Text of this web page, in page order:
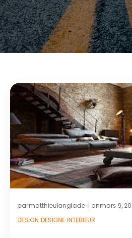
parmatthieulanglade | onmars 9,
DESIGN DESIGNE INTERIEUR